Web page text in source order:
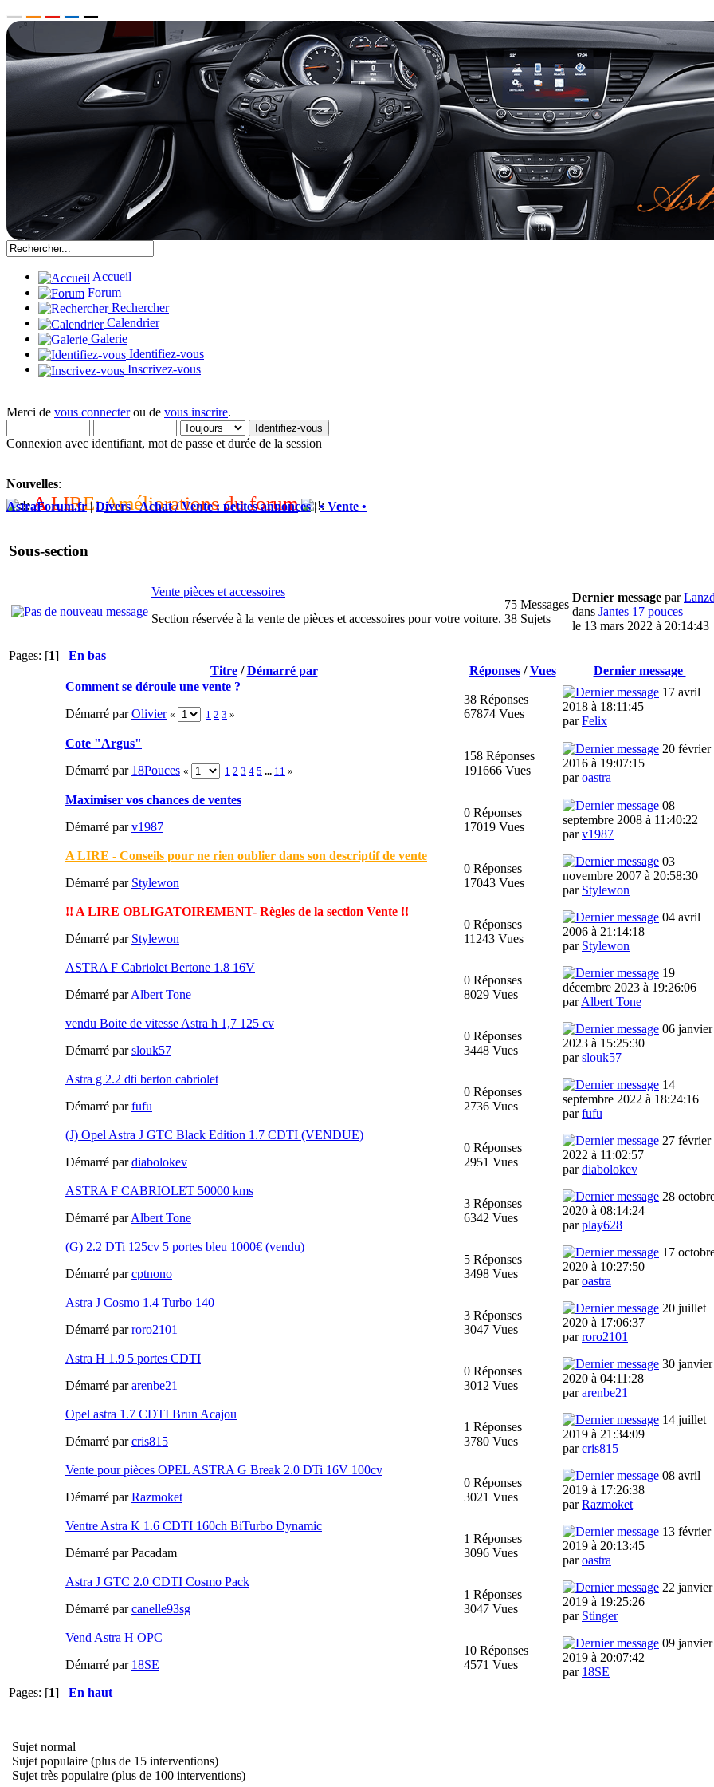
Accueil
Forum
Rechercher
Calendrier
Galerie
Identifiez-vous
Inscrivez-vous
Merci de vous connecterou de vous inscrire.
Connexion avec identifiant, mot de passe et durée de la session
Nouvelles:
A LIRE: Améliorations du forum
AstraForum.fr|Divers|Achat / Vente : petites annonces|• Vente •
Sous-section
Vente pièces et accessoires
Section réservée à la vente de pièces et accessoires pour votre voiture.
75 Messages
38 Sujets
Dernier message par
dans Jantes 17 pouces
le 13 mars 2022 à 20:14:43
Pages: [1] En bas
Titre/Démarré par Réponses/Vues
Dernier message
Comment se déroule une vente ?
Démarré parOlivier « 1 2 3 »
38 Réponses
67874 Vues
17 avril
2018 à 18:11:45
parFelix
Cote "Argus"
Démarré par 18Pouces « 1 2 3 4 5 ... 11 »
158 Réponses
191666 Vues
20 février
2016 à 19:07:15
paroastra
Maximiser vos chances de ventes
Démarré parv1987
0 Réponses
17019 Vues
08
septembre 2008 à 11:40:22
parv1987
A LIRE - Conseils pour ne rien oublier dans son descriptif de vente
Démarré par Stylewon
0 Réponses
17043 Vues
03
novembre 2007 à 20:58:30
par Stylewon
!! A LIRE OBLIGATOIREMENT- Règles de la section Vente !!
Démarré par Stylewon
0 Réponses
11243 Vues
04 avril
2006 à 21:14:18
par Stylewon
ASTRA F Cabriolet Bertone 1.8 16V
Démarré parAlbert Tone
0 Réponses
8029 Vues
19
décembre 2023 à 19:26:06
parAlbert Tone
vendu Boite de vitesse Astra h 1,7 125 cv
Démarré parslouk57
0 Réponses
3448 Vues
06 janvier
2023 à 15:25:30
parslouk57
Astra g 2.2 dti berton cabriolet
Démarré parfufu
0 Réponses
2736 Vues
14
septembre 2022 à 18:24:16
parfufu
(J) Opel Astra J GTC Black Edition 1.7 CDTI (VENDUE)
Démarré pardiabolokev
0 Réponses
2951 Vues
27 février
2022 à 11:02:57
pardiabolokev
ASTRA F CABRIOLET 50000 kms
Démarré parAlbert Tone
3 Réponses
6342 Vues
28
2020 à 08:14:24
parplay628
(G) 2.2 DTi 125cv 5 portes bleu 1000€ (vendu)
Démarré parcptnono
5 Réponses
3498 Vues
17
2020 à 10:27:50
paroastra
Astra J Cosmo 1.4 Turbo 140
Démarré parroro2101
3 Réponses
3047 Vues
20 juillet
2020 à 17:06:37
parroro2101
Astra H 1.9 5 portes CDTI
Démarré pararenbe21
0 Réponses
3012 Vues
30 janvier
2020 à 04:11:28
pararenbe21
Opel astra 1.7 CDTI Brun Acajou
Démarré parcris815
1 Réponses
3780 Vues
14 juillet
2019 à 21:34:09
parcris815
Vente pour pièces OPEL ASTRA G Break 2.0 DTi 16V 100cv
Démarré parRazmoket
0 Réponses
3021 Vues
08 avril
2019 à 17:26:38
parRazmoket
Ventre Astra K 1.6 CDTI 160ch BiTurbo Dynamic
Démarré par Pacadam
1 Réponses
3096 Vues
13 février
2019 à 20:13:45
paroastra
Astra J GTC 2.0 CDTI Cosmo Pack
Démarré parcanelle93sg
1 Réponses
3047 Vues
22 janvier
2019 à 19:25:26
par Stinger
Vend Astra H OPC
Démarré par 18SE
10 Réponses
4571 Vues
09 janvier
2019 à 20:07:42
par 18SE
Pages: [1] En haut
Sujet normal
Sujet populaire (plus de 15 interventions)
Sujet très populaire (plus de 100 interventions)